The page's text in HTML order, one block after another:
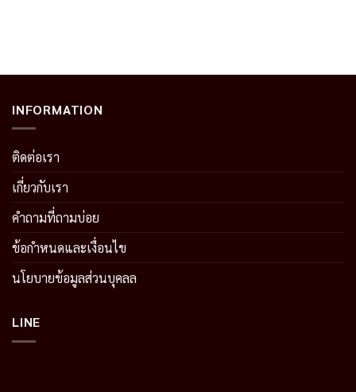
INFORMATION
ติดต่อเรา
เกี่ยวกับเรา
คำถามที่ถามบ่อย
ข้อกำหนดและเงื่อนไข
นโยบายข้อมูลส่วนบุคลล
LINE